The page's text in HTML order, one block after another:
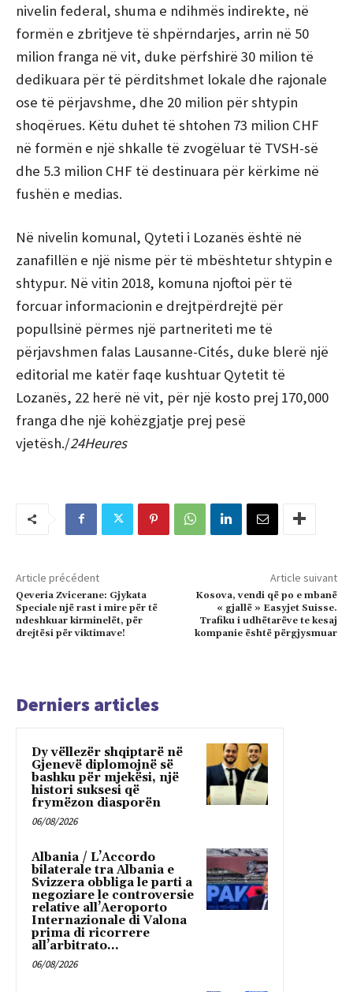
nivelin federal, shuma e ndihmës indirekte, në
formën e zbritjeve të shpërndarjes, arrin në 50
milion franga në vit, duke përfshirë 30 milion të
dedikuara për të përditshmet lokale dhe rajonale
ose të përjavshme, dhe 20 milion për shtypin
shoqërues. Këtu duhet të shtohen 73 milion CHF
në formën e një shkalle të zvogëluar të TVSH-së
dhe 5.3 milion CHF të destinuara për kërkime në
fushën e medias.
Në nivelin komunal, Qyteti i Lozanës është në
zanafillën e një nisme për të mbështetur shtypin e
shtypur. Në vitin 2018, komuna njoftoi për të
forcuar informacionin e drejtpërdrejtë për
popullsinë përmes një partneriteti me të
përjavshmen falas Lausanne-Cités, duke blerë një
editorial me katër faqe kushtuar Qytetit të
Lozanës, 22 herë në vit, për një kosto prej 170,000
franga dhe një kohëzgjatje prej pesë
vjetësh./24Heures
Article précédent
Qeveria Zvicerane: Gjykata
Speciale një rast i mire për të
ndeshkuar kirminelët, për
drejtësi për viktimave!
Article suivant
Kosova, vendi që po e mbanë
« gjallë » Easyjet Suisse.
Trafiku i udhëtarëve te kesaj
kompanie është përgjysmuar
Derniers articles
Dy vëllezër shqiptarë në
Gjenevë diplomojnë së
bashku për mjekësi, një
histori suksesi që
frymëzon diasporën
06/08/2026
Albania / L’Accordo
bilaterale tra Albania e
Svizzera obbliga le parti a
negoziare le controversie
relative all’Aeroporto
Internazionale di Valona
prima di ricorrere
all’arbitrato...
06/08/2026